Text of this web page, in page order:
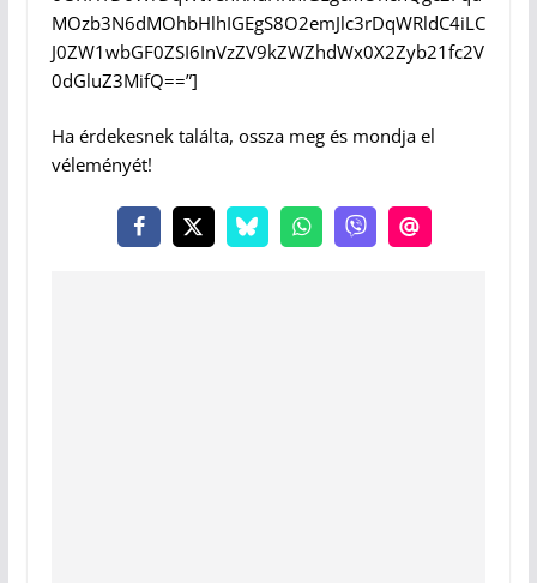
MOzb3N6dMOhbHlhIGEgS8O2emJlc3rDqWRldC4iLC
J0ZW1wbGF0ZSI6InVzZV9kZWZhdWx0X2Zyb21fc2V
0dGluZ3MifQ==”]
Ha érdekesnek találta, ossza meg és mondja el
véleményét!